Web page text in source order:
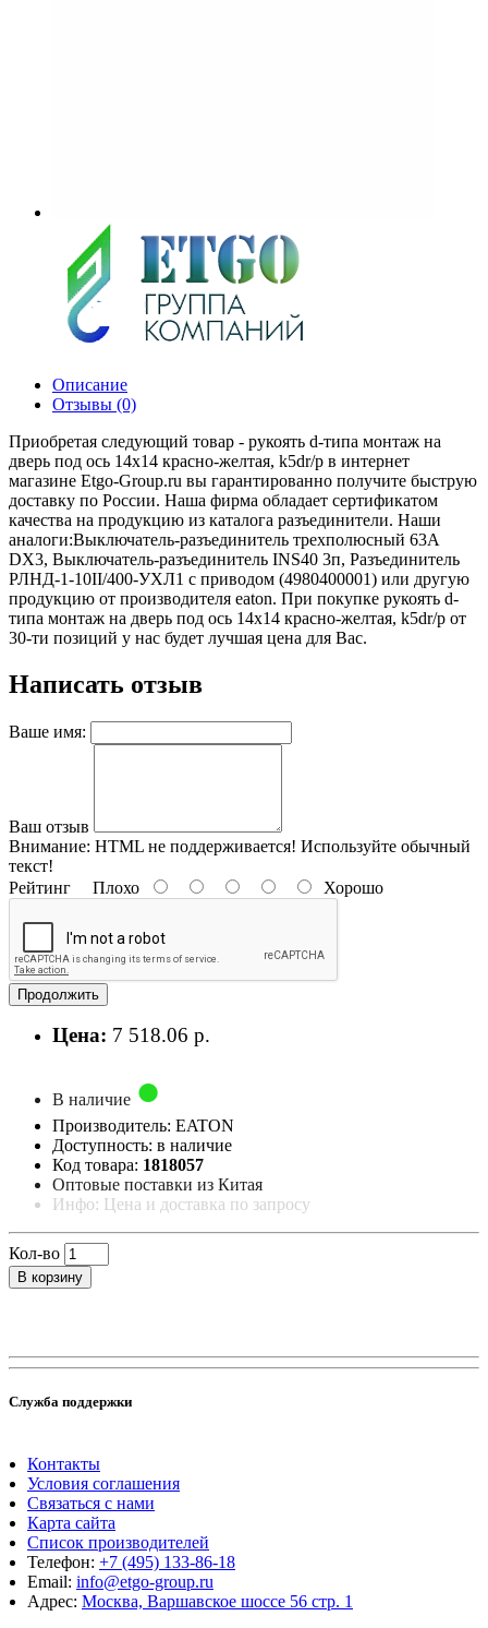
Описание
Отзывы (0)
Приобретая следующий товар - рукоять d-типа монтаж на
дверь под ось 14х14 красно-желтая, k5dr/p в интернет
магазине Etgo-Group.ru вы гарантированно получите быструю
доставку по России. Наша фирма обладает сертификатом
качества на продукцию из каталога разъединители. Наши
аналоги:Выключатель-разъединитель трехполюсный 63А
DX3, Выключатель-разъединитель INS40 3п, Разъединитель
РЛНД-1-10II/400-УХЛ1 с приводом (4980400001) или другую
продукцию от производителя eaton. При покупке рукоять d-
типа монтаж на дверь под ось 14х14 красно-желтая, k5dr/p от
30-ти позиций у нас будет лучшая цена для Вас.
Написать отзыв
Ваше имя:
Ваш отзыв
Внимание: HTML не поддерживается! Используйте обычный
текст!
Рейтинг Плохо Хорошо
Продолжить
Цена: 7 518.06 р.
В наличие
Производитель: EATON
Доступность: в наличие
Код товара: 1818057
Оптовые поставки из Китая
Инфо: Цена и доставка по запросу
Кол-во
В корзину
Служба поддержки
Контакты
Условия соглашения
Связаться с нами
Карта сайта
Список производителей
Телефон: +7 (495) 133-86-18
Email: info@etgo-group.ru
Адрес: Москва, Варшавское шоссе 56 стр. 1